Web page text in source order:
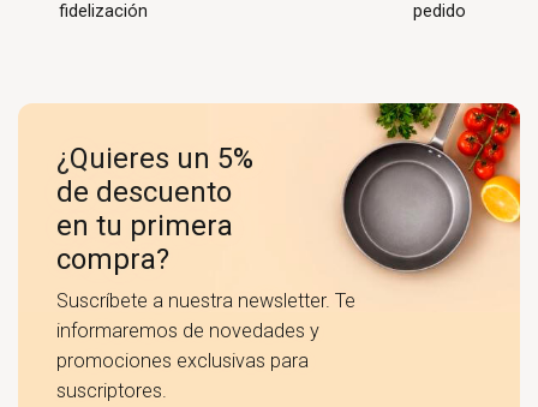
fidelización
pedido
¿Quieres un 5%
de descuento
en tu primera
compra?
Suscríbete a nuestra newsletter. Te
informaremos de novedades y
promociones exclusivas para
suscriptores.